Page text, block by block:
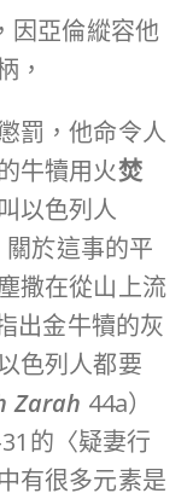
因亞倫縱容他
，
罰，他命令人
牛犢用火焚
以色列人
關於這事的平
撒在從山上流
出金牛犢的灰
色列人都要
Zarah 44a）
的〈疑妻行
有很多元素是